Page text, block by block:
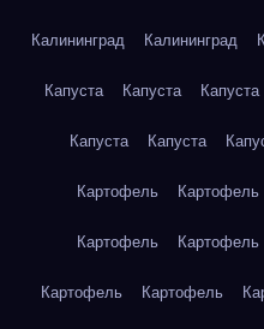
Калининград Калининград
Капуста Капуста Капуста
Капуста Капуста
Картофель Картофель
Картофель Картофель
Картофель Картофель